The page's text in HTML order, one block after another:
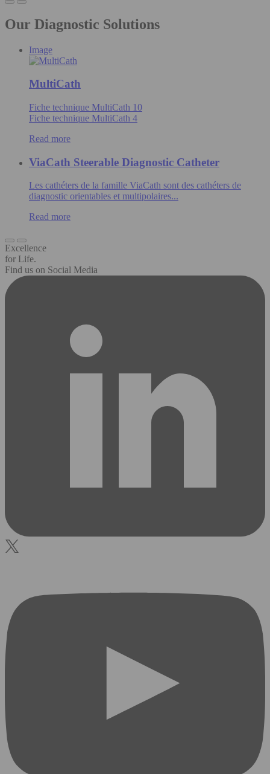
Our Diagnostic Solutions
Image
MultiCath
Fiche technique MultiCath 10
Fiche technique MultiCath 4
Read more
ViaCath Steerable Diagnostic Catheter
Les cathéters de la famille ViaCath sont des cathéters de
diagnostic orientables et multipolaires...
Read more
Excellence
for Life.
Find us on Social Media